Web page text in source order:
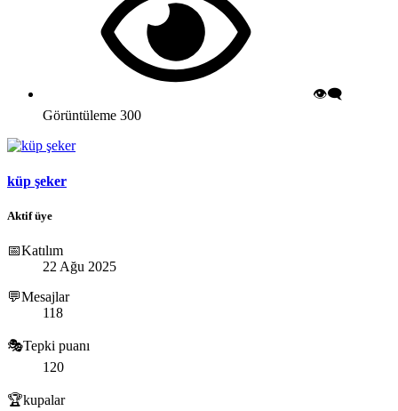
👁️‍🗨️
Görüntüleme 300
küp şeker
Aktif üye
📅Katılım
22 Ağu 2025
💬Mesajlar
118
🎭Tepki puanı
120
🏆kupalar